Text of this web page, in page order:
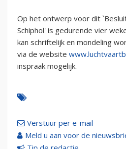
Op het ontwerp voor dit
Schiphol' is gedurende vier
kan schriftelijk en mondeling
via de website
inspraak mogelijk.
Verstuur per e-mail
Meld u aan voor de